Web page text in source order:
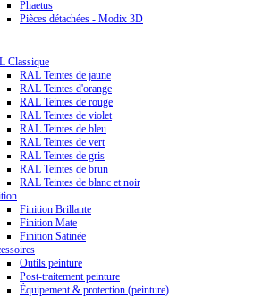
Phaetus
Pièces détachées - Modix 3D
Classique
RAL Teintes de jaune
RAL Teintes d'orange
RAL Teintes de rouge
RAL Teintes de violet
RAL Teintes de bleu
RAL Teintes de vert
RAL Teintes de gris
RAL Teintes de brun
RAL Teintes de blanc et noir
Finition Brillante
Finition Mate
Finition Satinée
Outils peinture
Post-traitement peinture
Équipement & protection (peinture)